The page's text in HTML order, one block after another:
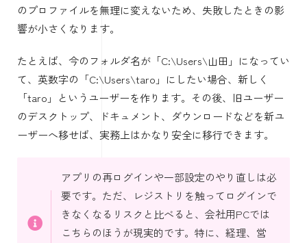
のプロファイルを無理に変えないため、失敗したときの影
響が小さくなります。
たとえば、今のフォルダ名が「C:\Users\山田」になってい
て、英数字の「C:\Users\taro」にしたい場合、新しく
「taro」というユーザーを作ります。その後、旧ユーザー
のデスクトップ、ドキュメント、ダウンロードなどを新ユ
ーザーへ移せば、実務上はかなり安全に移行できます。
アプリの再ログインや一部設定のやり直しは必
要です。ただ、レジストリを触ってログインで
きなくなるリスクと比べると、会社用PCでは
こちらのほうが現実的です。特に、経理、営